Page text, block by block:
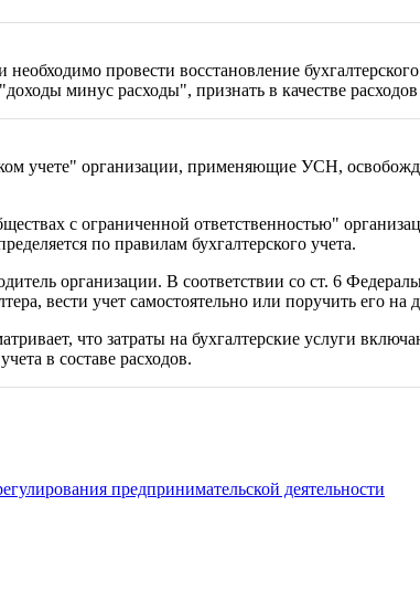
провести восстановление бухгалтерского
минус расходы", признать в качестве расходов
учете" организации, применяющие УСН,
с ограниченной ответственностью"
по правилам бухгалтерского учета.
организации. В соответствии со ст. 6
вести учет самостоятельно или поручить его
что затраты на бухгалтерские услуги
в составе расходов.
предпринимательской деятельности